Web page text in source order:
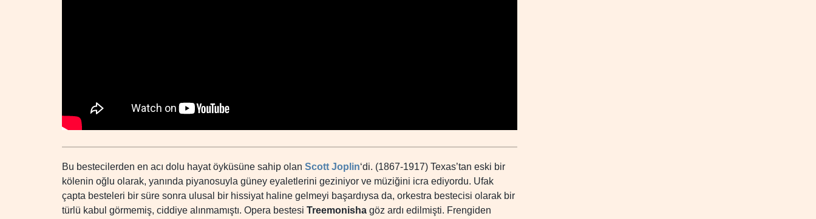
Bu bestecilerden en acı dolu hayat öyküsüne sahip olan Scott Joplin‘di. (1867-1917) Texas’tan eski bir
kölenin oğlu olarak, yanında piyanosuyla güney eyaletlerini geziniyor ve müziğini icra ediyordu. Ufak
çapta besteleri bir süre sonra ulusal bir hissiyat haline gelmeyi başardıysa da, orkestra bestecisi olarak bir
türlü kabul görmemiş, ciddiye alınmamıştı. Opera bestesi Treemonisha göz ardı edilmişti. Frengiden